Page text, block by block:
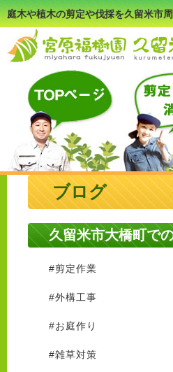
庭木や植木の剪定や伐採を久留米市
ブログ
久留米市大橋町で
#剪定作業
#外構工事
#お庭作り
#雑草対策